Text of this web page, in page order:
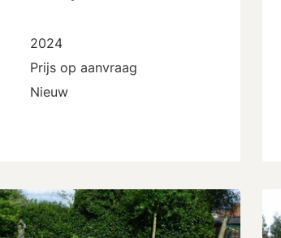
2024
Prijs op aanvraag
Nieuw